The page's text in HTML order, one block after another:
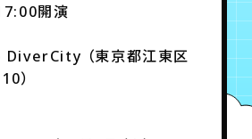
録
知らせ
開演
（東京都江東区
）